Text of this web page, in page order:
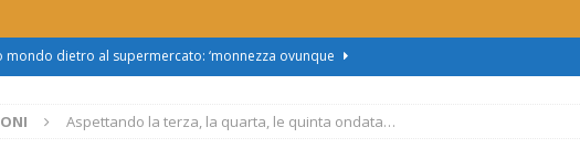
mondo dietro al supermercato: ‘monnezza ovunque
2, Roggero (Lega): “Il Comune sapeva da novembre, non ci
Aspettando la terza, la quarta, le quinta ondata…